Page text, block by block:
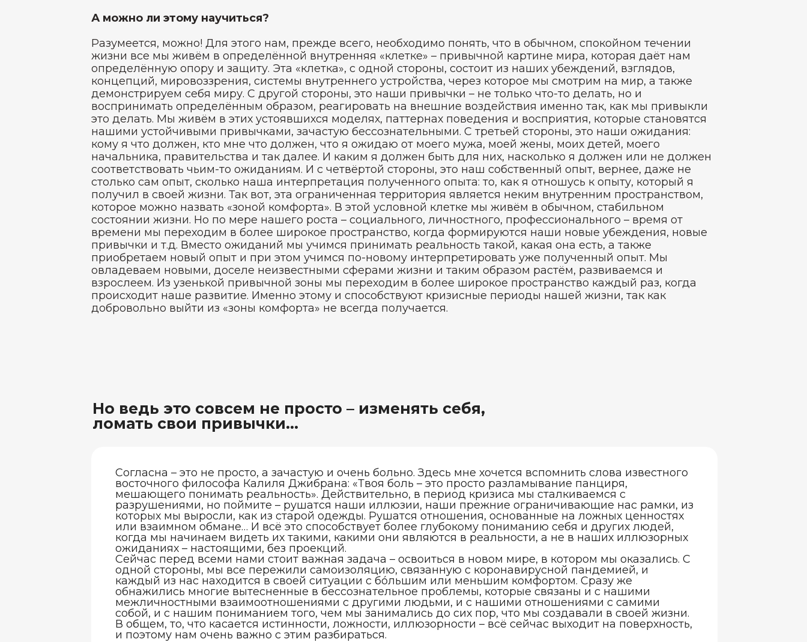
А можно ли этому научиться?
Разумеется, можно! Для этого нам, прежде всего, необходимо понять, что в обычном, спокойном течении
жизни все мы живём в определённой внутренняя «клетке» – привычной картине мира, которая даёт нам
определённую опору и защиту. Эта «клетка», с одной стороны, состоит из наших убеждений, взглядов,
концепций, мировоззрения, системы внутреннего устройства, через которое мы смотрим на мир, а также
демонстрируем себя миру. С другой стороны, это наши привычки – не только что-то делать, но и
воспринимать определённым образом, реагировать на внешние воздействия именно так, как мы привыкли
это делать. Мы живём в этих устоявшихся моделях, паттернах поведения и восприятия, которые становятся
нашими устойчивыми привычками, зачастую бессознательными. С третьей стороны, это наши ожидания:
кому я что должен, кто мне что должен, что я ожидаю от моего мужа, моей жены, моих детей, моего
начальника, правительства и так далее. И каким я должен быть для них, насколько я должен или не должен
соответствовать чьим-то ожиданиям. И с четвёртой стороны, это наш собственный опыт, вернее, даже не
столько сам опыт, сколько наша интерпретация полученного опыта: то, как я отношусь к опыту, который я
получил в своей жизни. Так вот, эта ограниченная территория является неким внутренним пространством,
которое можно назвать «зоной комфорта». В этой условной клетке мы живём в обычном, стабильном
состоянии жизни. Но по мере нашего роста – социального, личностного, профессионального – время от
времени мы переходим в более широкое пространство, когда формируются наши новые убеждения, новые
привычки и т.д. Вместо ожиданий мы учимся принимать реальность такой, какая она есть, а также
приобретаем новый опыт и при этом учимся по-новому интерпретировать уже полученный опыт. Мы
овладеваем новыми, доселе неизвестными сферами жизни и таким образом растём, развиваемся и
взрослеем. Из узенькой привычной зоны мы переходим в более широкое пространство каждый раз, когда
происходит наше развитие. Именно этому и способствуют кризисные периоды нашей жизни, так как
добровольно выйти из «зоны комфорта» не всегда получается.
Но ведь это совсем не просто – изменять себя,
ломать свои привычки…
Согласна – это не просто, а зачастую и очень больно. Здесь мне хочется вспомнить слова известного
восточного философа Калиля Джибрана: «Твоя боль – это просто разламывание панциря,
мешающего понимать реальность». Действительно, в период кризиса мы сталкиваемся с
разрушениями, но поймите – рушатся наши иллюзии, наши прежние ограничивающие нас рамки, из
которых мы выросли, как из старой одежды. Рушатся отношения, основанные на ложных ценностях
или взаимном обмане… И всё это способствует более глубокому пониманию себя и других людей,
когда мы начинаем видеть их такими, какими они являются в реальности, а не в наших иллюзорных
ожиданиях – настоящими, без проекций.
Сейчас перед всеми нами стоит важная задача – освоиться в новом мире, в котором мы оказались. С
одной стороны, мы все пережили самоизоляцию, связанную с коронавирусной пандемией, и
каждый из нас находится в своей ситуации с бóльшим или меньшим комфортом. Сразу же
обнажились многие вытесненные в бессознательное проблемы, которые связаны и с нашими
межличностными взаимоотношениями с другими людьми, и с нашими отношениями с самими
собой, и с нашим пониманием того, чем мы занимались до сих пор, что мы создавали в своей жизни.
В общем, то, что касается истинности, ложности, иллюзорности – всё сейчас выходит на поверхность,
и поэтому нам очень важно с этим разбираться.